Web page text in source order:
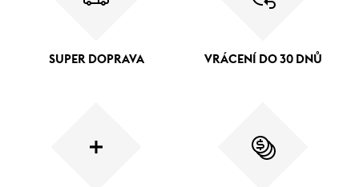
SUPER DOPRAVA VRÁCENÍ DO 30 DNŮ